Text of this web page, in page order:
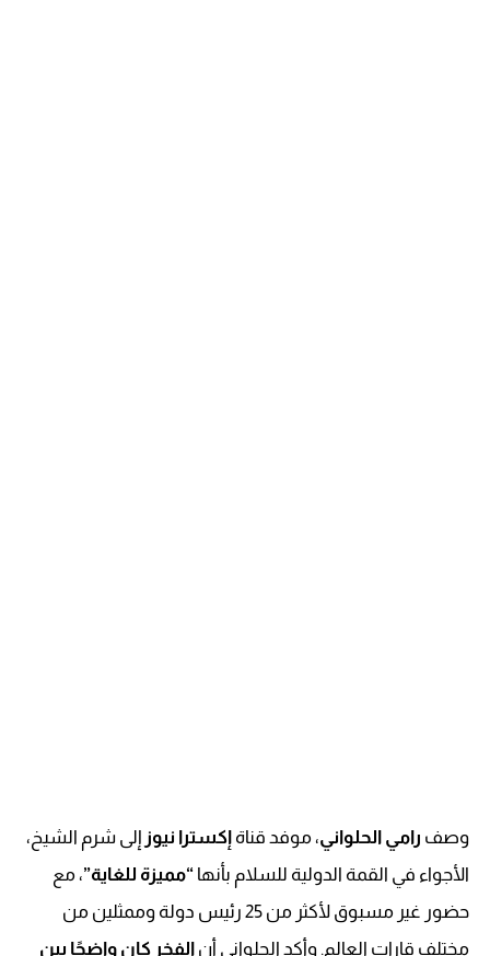
وصف رامي الحلواني، موفد قناة إكسترا نيوز إلى شرم الشيخ،
الأجواء في القمة الدولية للسلام بأنها “مميزة للغاية”، مع
حضور غير مسبوق لأكثر من 25 رئيس دولة وممثلين من
مختلف قارات العالم. وأكد الحلواني أن الفخر كان واضحًا بين